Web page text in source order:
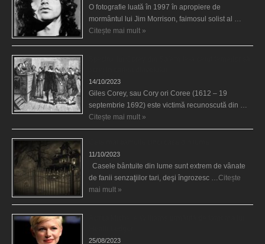
O fotografie luată în 1997 în apropiere de
mormântul lui Jim Morrison, faimosul solist al …
Citește mai mult »
14/10/2023
Giles Corey, sau Cory ori Coree (1612 – 19
septembrie 1692) este victimă recunoscută din …
Citește mai mult »
11/10/2023
Casele bântuite din lume sunt extrem de vânate
de fanii senzaţiilor tari, deşi îngrozesc …Citește
mai mult »
25/08/2023